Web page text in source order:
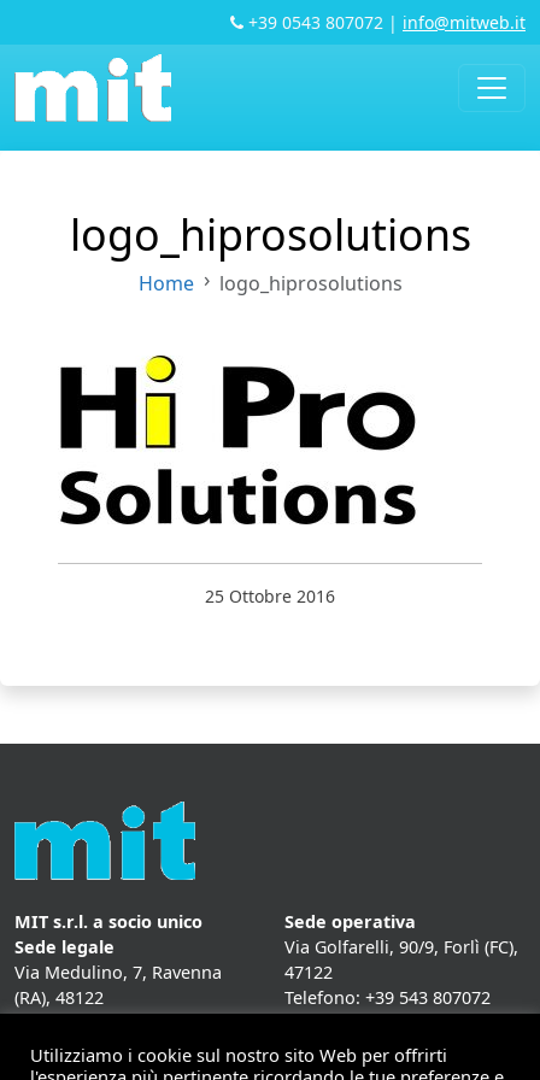
+39 0543 807072 | info@mitweb.it
logo_hiprosolutions
Home logo_hiprosolutions
25 Ottobre 2016
MIT s.r.l. a socio unico
Sede legale
Via Medulino, 7, Ravenna
(RA), 48122
Sede operativa
Via Golfarelli, 90/9, Forlì (FC),
47122
Telefono: +39 543 807072
Mail: info@mitweb.it
INFORMATIVE
Utilizziamo i cookie sul nostro sito Web per offrirti